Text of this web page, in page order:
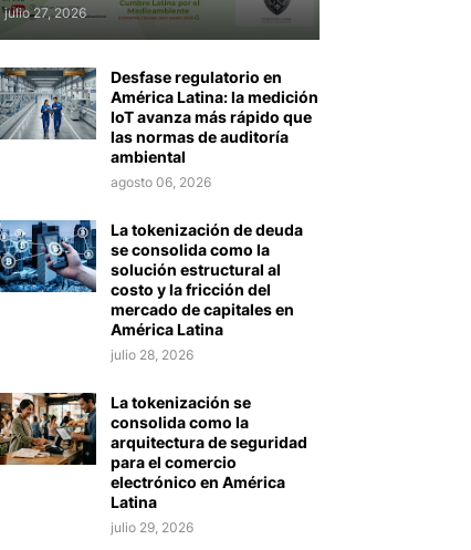
julio 27, 2026
Desfase regulatorio en
América Latina: la medición
IoT avanza más rápido que
las normas de auditoría
ambiental
agosto 06, 2026
La tokenización de deuda
se consolida como la
solución estructural al
costo y la fricción del
mercado de capitales en
América Latina
julio 28, 2026
La tokenización se
consolida como la
arquitectura de seguridad
para el comercio
electrónico en América
Latina
julio 29, 2026